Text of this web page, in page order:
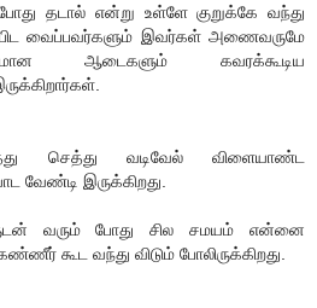
தடால் என்று உள்ளே குறுக்கே வந்து
வைப்பவர்களும் இவர்கள் அணைவருமே
ஆடைகளும் கவரக்கூடிய
செத்து வடிவேல் விளையாண்ட
வேண்டி இருக்கிறது.
வரும் போது சில சமயம் என்னை
கூட வந்து விடும் போலிருக்கிறது.